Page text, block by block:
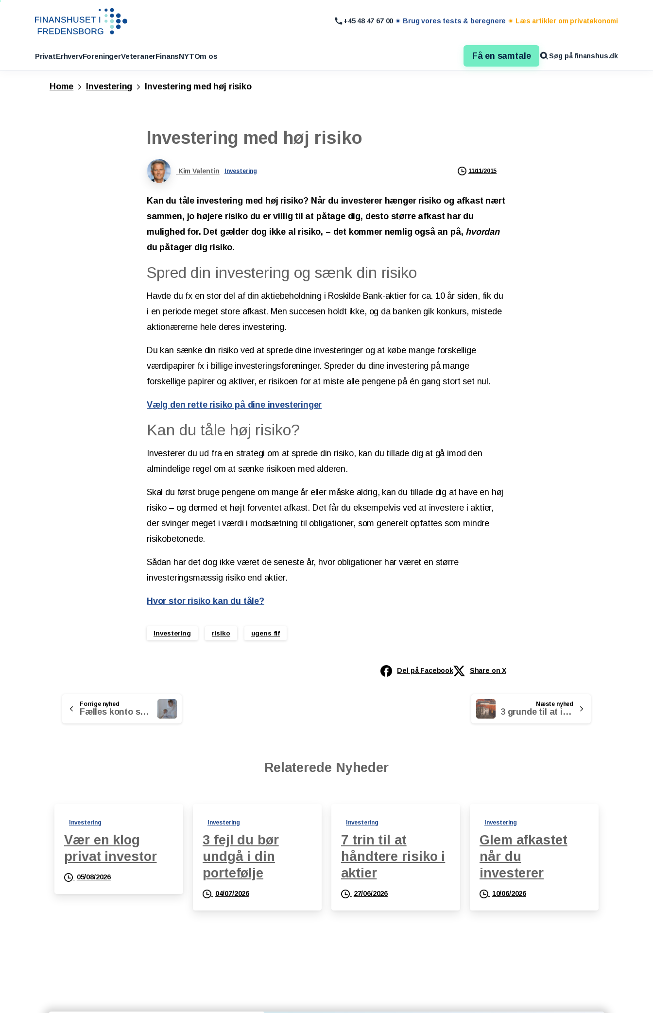
+45 48 47 67 00 Brug vores tests & beregnere Læs artikler om privatøkonomi
PrivatErhvervForeningerVeteranerFinansNYTOm os Få en samtale Søg på finanshus.dk
Home Investering Investering med høj risiko
Investering med høj risiko
Kim Valentin Investering 11/11/2015
Kan du tåle investering med høj risiko? Når du investerer hænger risiko og afkast nært
sammen, jo højere risiko du er villig til at påtage dig, desto større afkast har du
mulighed for. Det gælder dog ikke al risiko, – det kommer nemlig også an på, hvordan
du påtager dig risiko.
Spred din investering og sænk din risiko
Havde du fx en stor del af din aktiebeholdning i Roskilde Bank-aktier for ca. 10 år siden, fik du
i en periode meget store afkast. Men succesen holdt ikke, og da banken gik konkurs, mistede
aktionærerne hele deres investering.
Du kan sænke din risiko ved at sprede dine investeringer og at købe mange forskellige
værdipapirer fx i billige investeringsforeninger. Spreder du dine investering på mange
forskellige papirer og aktiver, er risikoen for at miste alle pengene på én gang stort set nul.
Vælg den rette risiko på dine investeringer
Kan du tåle høj risiko?
Investerer du ud fra en strategi om at sprede din risiko, kan du tillade dig at gå imod den
almindelige regel om at sænke risikoen med alderen.
Skal du først bruge pengene om mange år eller måske aldrig, kan du tillade dig at have en høj
risiko – og dermed et højt forventet afkast. Det får du eksempelvis ved at investere i aktier,
der svinger meget i værdi i modsætning til obligationer, som generelt opfattes som mindre
risikobetonede.
Sådan har det dog ikke været de seneste år, hvor obligationer har været en større
investeringsmæssig risiko end aktier.
Hvor stor risiko kan du tåle?
Investering risiko ugens fif
Del på Facebook Share on X
Continue
Reading
Forrige nyhed
Fælles konto spærres ved dødsfald
Næste nyhed
3 grunde til at investere i en ejerbolig
Relaterede Nyheder
Investering
Vær en klog
privat investor
05/08/2026
Investering
3 fejl du bør
undgå i din
portefølje
04/07/2026
Investering
7 trin til at
håndtere risiko i
aktier
27/06/2026
Investering
Glem afkastet
når du
investerer
10/06/2026